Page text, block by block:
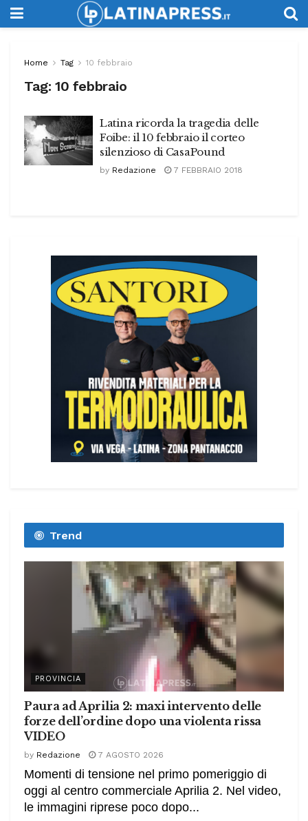
Home Tag 10 febbraio
Tag: 10 febbraio
Latina ricorda la tragedia delle
Foibe: il 10 febbraio il corteo
silenzioso di CasaPound
by Redazione 7 FEBBRAIO 2018
Trend
PROVINCIA
Paura ad Aprilia 2: maxi intervento delle
forze dell’ordine dopo una violenta rissa
VIDEO
by Redazione 7 AGOSTO 2026
Momenti di tensione nel primo pomeriggio di
oggi al centro commerciale Aprilia 2. Nel video,
le immagini riprese poco dopo...